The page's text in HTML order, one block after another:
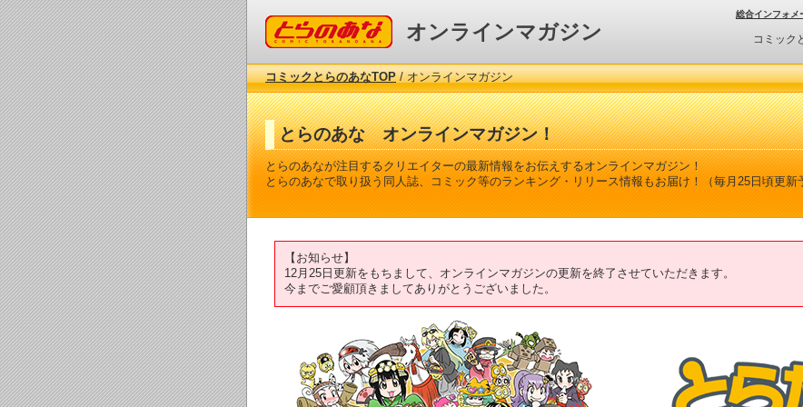
コミックとらのあな オンラインマガジン コミック
総合インフォメ
コミックとらのあなTOP/ オンラインマガジン
とらのあな オンラインマガジン！
とらのあなが注目するクリエイターの最新情報をお伝えするオンラインマガジン！
とらのあなで取り扱う同人誌、コミック等のランキング・リリース情報もお届け！（毎月25日頃更新
【お知らせ】
12月25日更新をもちまして、オンラインマガジンの更新を終了させていただきます。
今までご愛顧頂きましてありがとうございました。